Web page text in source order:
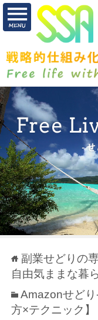
副業せどりの
自由気ままな暮
Amazonせどり
方×テクニック】